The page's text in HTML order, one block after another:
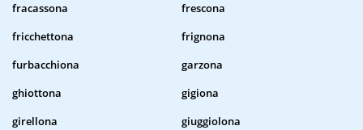
fracassona
frescona
fricchettona
frignona
furbacchiona
garzona
ghiottona
gigiona
girellona
giuggiolona